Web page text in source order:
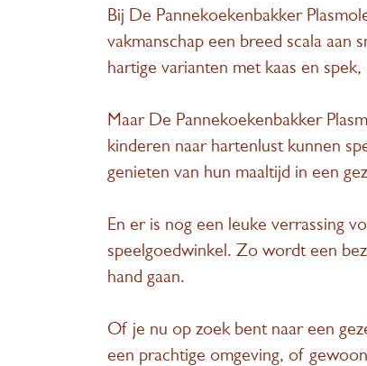
Bij De Pannekoekenbakker
vakmanschap een breed scala
hartige varianten met kaas en
Maar De Pannekoekenbakker
kinderen naar hartenlust kunnen
genieten van hun maaltijd in een
En er is nog een leuke verrassing
speelgoedwinkel. Zo wordt een
hand gaan.
Of je nu op zoek bent naar een
een prachtige omgeving, of